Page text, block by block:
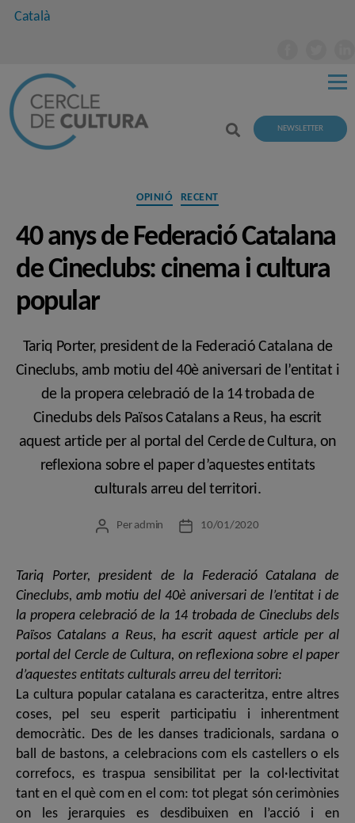
Català
NEWSLETTER
Categories
OPINIÓ RECENT
40 anys de Federació Catalana
de Cineclubs: cinema i cultura
popular
Tariq Porter, president de la Federació Catalana de
Cineclubs, amb motiu del 40è aniversari de l’entitat i
de la propera celebració de la 14 trobada de
Cineclubs dels Països Catalans a Reus, ha escrit
aquest article per al portal del Cercle de Cultura, on
reflexiona sobre el paper d’aquestes entitats
culturals arreu del territori.
Autor
Per admin
Data10/01/2020
Tariq Porter, president de la Federació Catalana de
Cineclubs, amb motiu del 40è aniversari de l’entitat i de
la propera celebració de la 14 trobada de Cineclubs dels
Països Catalans a Reus, ha escrit aquest article per al
portal del Cercle de Cultura, on reflexiona sobre el paper
d’aquestes entitats culturals arreu del territori:
La cultura popular catalana es caracteritza, entre altres
coses, pel seu esperit participatiu i inherentment
democràtic. Des de les danses tradicionals, sardana o
ball de bastons, a celebracions com els castellers o els
correfocs, es traspua sensibilitat per la col·lectivitat
tant en el què com en el com: tot plegat són cerimònies
on les jerarquies es desdibuixen en l’acció i en